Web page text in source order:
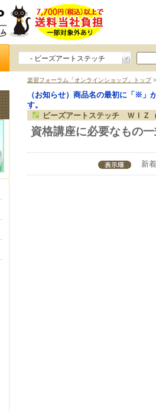
- ビーズアートステッチ
楽習フォーラム「オンラインショップ」トップ
（お知らせ）商品名の最初に「※」
す。
ビーズアートステッチ ＷＩＺ
資格講座に必要なもの
新